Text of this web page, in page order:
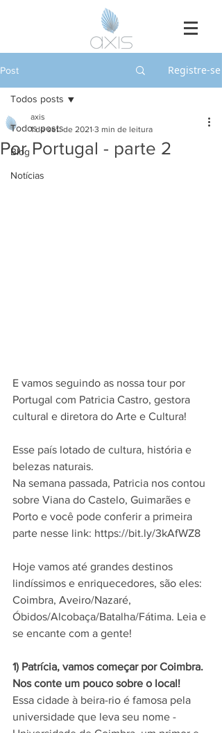
Post Registre-se
Todos posts
Blog
Notícias
Todos posts
Por Portugal - parte 2
axis
1 de set. de 2021 3 min de leitura
E vamos seguindo as nossa tour por
Portugal com Patricia Castro, gestora
cultural e diretora do Arte e Cultura!
Esse país lotado de cultura, história e
belezas naturais.
Na semana passada, Patricia nos contou
sobre Viana do Castelo, Guimarães e
Porto e você pode conferir a primeira
parte nesse link: https://bit.ly/3kAfWZ8
Hoje vamos até grandes destinos
lindíssimos e enriquecedores, são eles:
Coimbra, Aveiro/Nazaré,
Óbidos/Alcobaça/Batalha/Fátima. Leia e
se encante com a gente!
1) Patrícia, vamos começar por Coimbra.
Nos conte um pouco sobre o local!
Essa cidade à beira-rio é famosa pela
universidade que leva seu nome -